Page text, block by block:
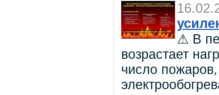
⚠ В
возрастает
число